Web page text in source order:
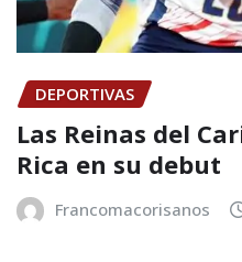
DEPORTIVAS
Las Reinas del
Rica en su debut
Francomacorisanos